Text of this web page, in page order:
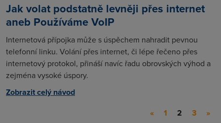
Jak volat podstatně levněji přes internet
aneb Používáme VoIP
Internetová přípojka může s úspěchem nahradit pevnou
telefonní linku. Volání přes internet, či lépe řečeno přes
internetový protokol, přináší navíc řadu obrovských výhod a
zejména vysoké úspory.
Zobrazit celý návod
«
1 2 3 »